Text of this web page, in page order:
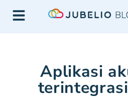
Aplikasi